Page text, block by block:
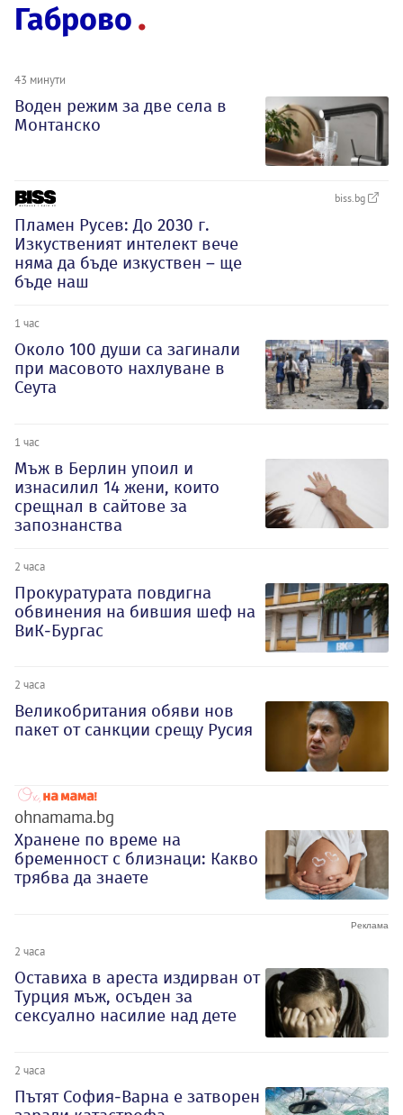
Габрово
43 минути
Воден режим за две села в
Монтанско
biss.bg
Пламен Русев: До 2030 г.
Изкуственият интелект вече
няма да бъде изкуствен – ще
бъде наш
1 час
Около 100 души са загинали
при масовото нахлуване в
Сеута
1 час
Мъж в Берлин упоил и
изнасилил 14 жени, които
срещнал в сайтове за
запознанства
2 часа
Прокуратурата повдигна
обвинения на бившия шеф на
ВиК-Бургас
2 часа
Великобритания обяви нов
пакет от санкции срещу Русия
ohnamama.bg
Хранене по време на
бременност с близнаци: Какво
трябва да знаете
2 часа
Оставиха в ареста издирван от
Турция мъж, осъден за
сексуално насилие над дете
2 часа
Пътят София-Варна е затворен